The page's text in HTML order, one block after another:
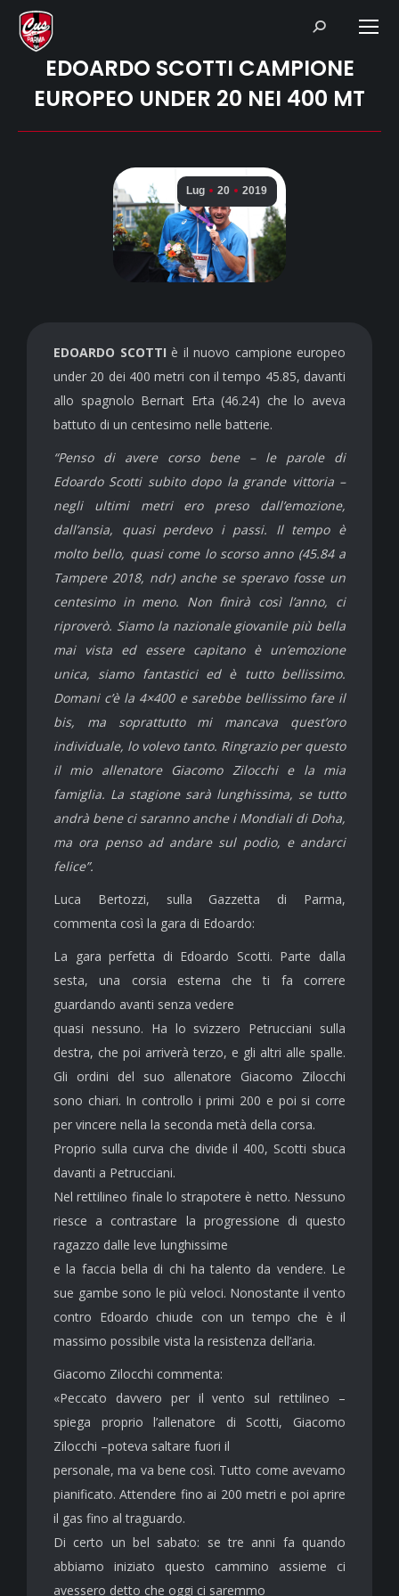
Search:
EDOARDO SCOTTI CAMPIONE
EUROPEO UNDER 20 NEI 400 MT
Lug 20 2019
EDOARDO SCOTTI è il nuovo campione europeo
under 20 dei 400 metri con il tempo 45.85, davanti
allo spagnolo Bernart Erta (46.24) che lo aveva
battuto di un centesimo nelle batterie.
“Penso di avere corso bene – le parole di
Edoardo Scotti subito dopo la grande vittoria –
negli ultimi metri ero preso dall’emozione,
dall’ansia, quasi perdevo i passi. Il tempo è
molto bello, quasi come lo scorso anno (45.84 a
Tampere 2018, ndr) anche se speravo fosse un
centesimo in meno. Non finirà così l’anno, ci
riproverò. Siamo la nazionale giovanile più bella
mai vista ed essere capitano è un’emozione
unica, siamo fantastici ed è tutto bellissimo.
Domani c’è la 4×400 e sarebbe bellissimo fare il
bis, ma soprattutto mi mancava quest’oro
individuale, lo volevo tanto. Ringrazio per questo
il mio allenatore Giacomo Zilocchi e la mia
famiglia. La stagione sarà lunghissima, se tutto
andrà bene ci saranno anche i Mondiali di Doha,
ma ora penso ad andare sul podio, e andarci
felice”.
Luca Bertozzi, sulla Gazzetta di Parma,
commenta così la gara di Edoardo:
La gara perfetta di Edoardo Scotti. Parte dalla
sesta, una corsia esterna che ti fa correre
guardando avanti senza vedere
quasi nessuno. Ha lo svizzero Petrucciani sulla
destra, che poi arriverà terzo, e gli altri alle spalle.
Gli ordini del suo allenatore Giacomo Zilocchi
sono chiari. In controllo i primi 200 e poi si corre
per vincere nella la seconda metà della corsa.
Proprio sulla curva che divide il 400, Scotti sbuca
davanti a Petrucciani.
Nel rettilineo finale lo strapotere è netto. Nessuno
riesce a contrastare la progressione di questo
ragazzo dalle leve lunghissime
e la faccia bella di chi ha talento da vendere. Le
sue gambe sono le più veloci. Nonostante il vento
contro Edoardo chiude con un tempo che è il
massimo possibile vista la resistenza dell’aria.
Giacomo Zilocchi commenta:
«Peccato davvero per il vento sul rettilineo –
spiega proprio l’allenatore di Scotti, Giacomo
Zilocchi –poteva saltare fuori il
personale, ma va bene così. Tutto come avevamo
pianificato. Attendere fino ai 200 metri e poi aprire
il gas fino al traguardo.
Di certo un bel sabato: se tre anni fa quando
abbiamo iniziato questo cammino assieme ci
avessero detto che oggi ci saremmo